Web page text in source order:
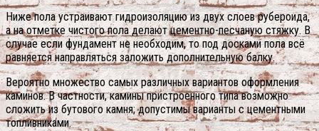
Ниже пола устраивают гидроизоляцию из двух слоев рубероида,
а на отметке чистого пола делают цементно-песчаную стяжку. В
случае если фундамент не необходим, то под досками пола всё
равняется направляться заложить дополнительную балку.
Вероятно множество самых различных вариантов оформления
каминов. В частности, камины пристроенного типа возможно
сложить из бутового камня; допустимы варианты с цементными
топливниками.